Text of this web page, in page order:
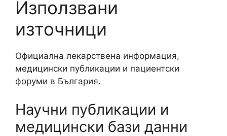
Използвани
източници
Официална лекарствена информация,
медицински публикации и пациентски
форуми в България.
Научни публикации и
медицински бази данни